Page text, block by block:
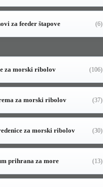
za feeder štapove (6)
za morski ribolov (106)
za morski ribolov (37)
za morski ribolov (30)
prihrana za more (13)